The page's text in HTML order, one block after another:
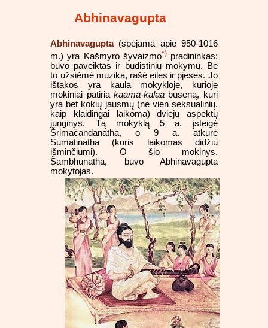
Abhinavagupta
Abhinavagupta(spėjama apie 950-1016
m.) yra Kašmyro šyvaizmo*)pradininkas;
buvo paveiktas ir budistinių mokymų. Be
to užsiėmė muzika, rašė eiles ir pjeses. Jo
ištakos yra kaula mokykloje, kurioje
mokiniai patiria kaama-kalaa būseną, kuri
yra bet kokių jausmų (ne vien seksualinių,
kaip klaidingai laikoma) dviejų aspektų
junginys. Tą mokyklą 5 a. įsteigė
Šrimačandanatha, o 9 a. atkūrė
Sumatinatha (kuris laikomas didžiu
išminčiumi). O šio mokinys,
Šambhunatha, buvo Abhinavagupta
mokytojas.